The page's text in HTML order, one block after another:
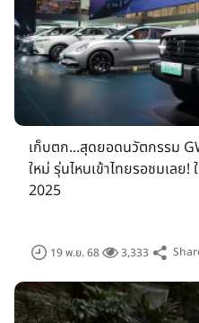
เก็บตก...สุดยอดนวัตกรรม
ใหม่ รุ่นไหนเข้าไทยรอชมเลย
2025
19 พ.ย. 68
3,333